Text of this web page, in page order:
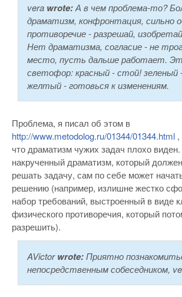
vera wrote:А в чем проблема-то?
драматизм, конфронтация, сильно
противоречие - разрешай,
Нет драматизма, согласие - не
место, пусть дальше работает.
светофор: красный - стой! зеленый
желтый - готовься к изменениям.
Проблема, я писал об этом в
http://www.metodolog.ru/01344/01344.html ,
что драматизм чужих задач плохо
накрученный драматизм, который
решать задачу, сам по себе может
решению (например, излишне жестко
набор требований, выстроенный в виде
физического противоречия, который
разрешить).
AVictorwrote:Приятно
непосредственным собеседником,